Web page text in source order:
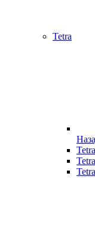
Tetra
Tetra